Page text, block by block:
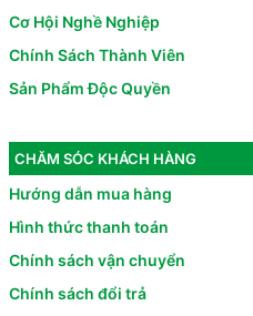
Cơ Hội Nghề Nghiệp
Chính Sách Thành Viên
Sản Phẩm Độc Quyền
CHĂM SÓC KHÁCH HÀNG
Hướng dẫn mua hàng
Hình thức thanh toán
Chính sách vận chuyển
Chính sách đổi trả